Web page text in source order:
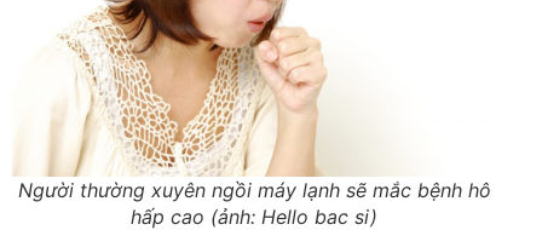
Người thường xuyên ngồi máy lạnh sẽ mắc bệnh hô
hấp cao (ảnh: Hello bac si)